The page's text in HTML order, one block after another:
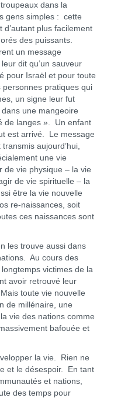
dans la
gens simples : cette
plus facilement
des puissants.
un message
dit qu’un sauveur
pour Israël et pour toute
personnes pratiques qui
un signe leur fut
une mangeoire
de langes ». Un enfant
est arrivé. Le message
aujourd’hui,
une vie
de vie physique – la vie
de vie spirituelle – la
être la vie nouvelle
re-naissances, soit
ces naissances sont
trouve aussi dans
Au cours des
victimes de la
avoir retrouvé leur
toute vie nouvelle
de millénaire, une
vie des nations comme
bafouée et
la vie. Rien ne
et le désespoir. En tant
et nations,
des temps pour